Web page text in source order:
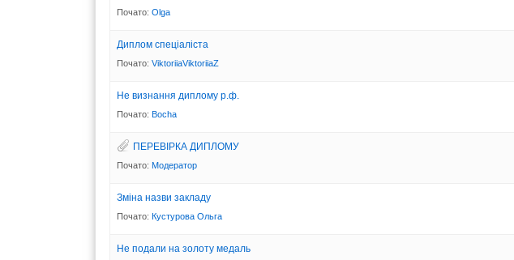
Почато: Olga
Диплом спеціаліста
Почато: ViktoriiaViktoriiaZ
Не визнання диплому р.ф.
Почато: Bocha
ПЕРЕВIРКА ДИПЛОМУ
Почато: Модератор
Зміна назви закладу
Почато: Кустурова Ольга
Не подали на золоту медаль